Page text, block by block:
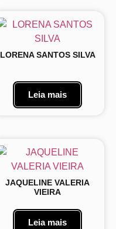
LORENA SANTOS SILVA
Leia mais
JAQUELINE VALERIA
VIEIRA
Leia mais